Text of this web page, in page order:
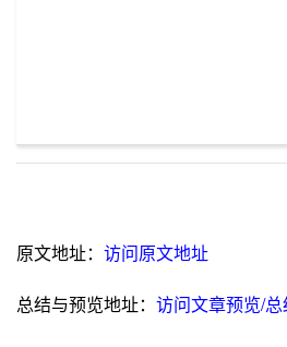
原文地址： 访问原文地址
总结与预览地址： 访问文章预览/总